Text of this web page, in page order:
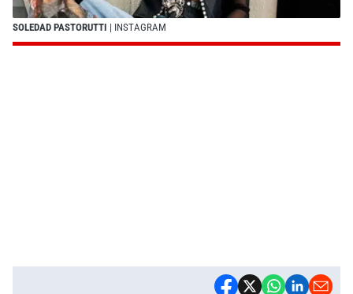
SOLEDAD PASTORUTTI | INSTAGRAM